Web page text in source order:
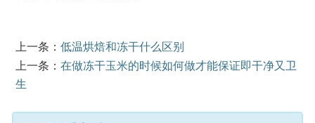
上一条：低温烘焙和冻干什么区别
上一条：在做冻干玉米的时候如何做才能保证即干净又卫
生